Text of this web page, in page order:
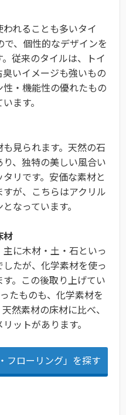
れることも多いタイ
、個性的なデザインを
従来のタイルは、トイ
いイメージも強いもの
・機能性の優れたもの
ます。
見られます。天然の石
、独特の美しい風合い
リです。安価な素材と
が、こちらはアクリル
なっています。
材
に木材・土・石といっ
たが、化学素材を使っ
。この後取り上げてい
たものも、化学素材を
然素材の床材に比べ、
ットがあります。
フローリング」を探す